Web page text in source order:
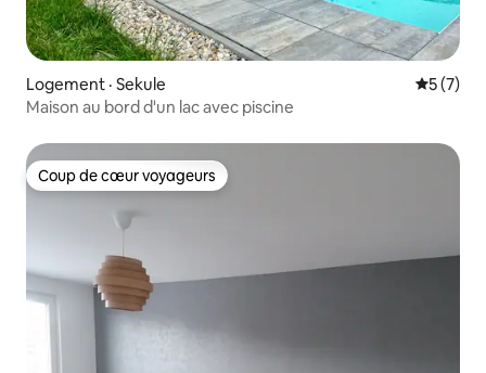
Logement · Sekule Note
5 (7)
Maison au bord d'un lac avec piscine
Coup de cœur voyageurs
Coup de cœur voyageurs